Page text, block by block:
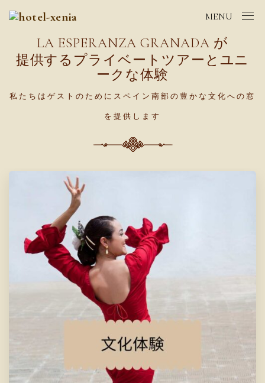
MENU
LA ESPERANZA GRANADA が
提供するプライベートツアーとユニ
ークな体験
私たちはゲストのためにスペイン南部の豊かな文化への窓
を提供します